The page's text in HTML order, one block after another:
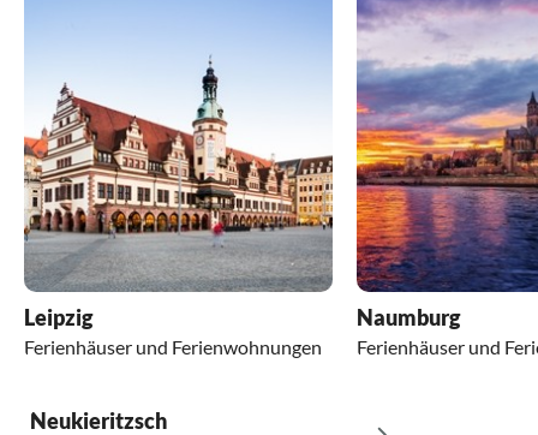
Leipzig
Ferienhäuser und Ferienwohnungen
Naumburg
Ferienhäuser und
Neukieritzsch